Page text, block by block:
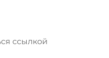
ссылкой